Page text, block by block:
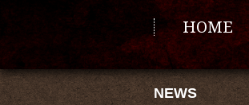
HOME
NEWS